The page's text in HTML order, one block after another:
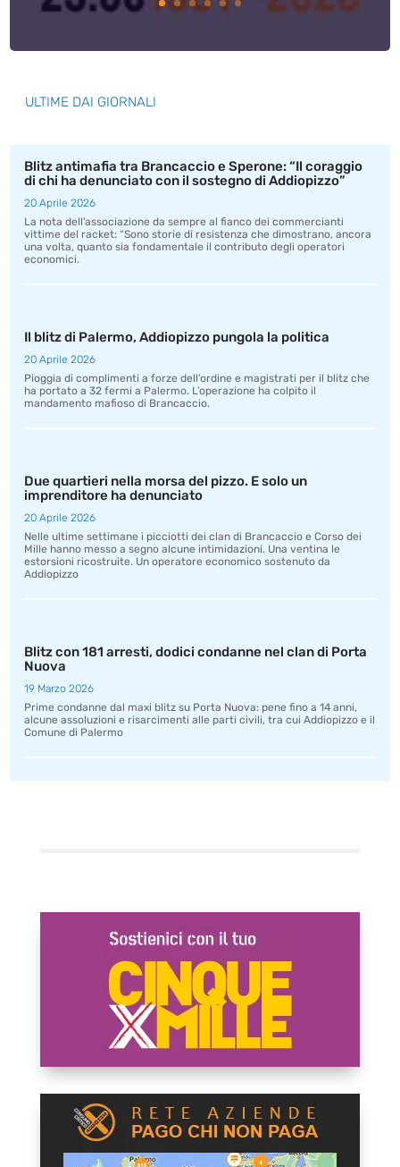
ULTIME DAI GIORNALI
Blitz antimafia tra Brancaccio e Sperone: “Il coraggio
di chi ha denunciato con il sostegno di Addiopizzo”
20 Aprile 2026
La nota dell’associazione da sempre al fianco dei commercianti
vittime del racket: “Sono storie di resistenza che dimostrano, ancora
una volta, quanto sia fondamentale il contributo degli operatori
economici.
Il blitz di Palermo, Addiopizzo pungola la politica
20 Aprile 2026
Pioggia di complimenti a forze dell’ordine e magistrati per il blitz che
ha portato a 32 fermi a Palermo. L’operazione ha colpito il
mandamento mafioso di Brancaccio.
Due quartieri nella morsa del pizzo. E solo un
imprenditore ha denunciato
20 Aprile 2026
Nelle ultime settimane i picciotti dei clan di Brancaccio e Corso dei
Mille hanno messo a segno alcune intimidazioni. Una ventina le
estorsioni ricostruite. Un operatore economico sostenuto da
Addiopizzo
Blitz con 181 arresti, dodici condanne nel clan di Porta
Nuova
19 Marzo 2026
Prime condanne dal maxi blitz su Porta Nuova: pene fino a 14 anni,
alcune assoluzioni e risarcimenti alle parti civili, tra cui Addiopizzo e il
Comune di Palermo